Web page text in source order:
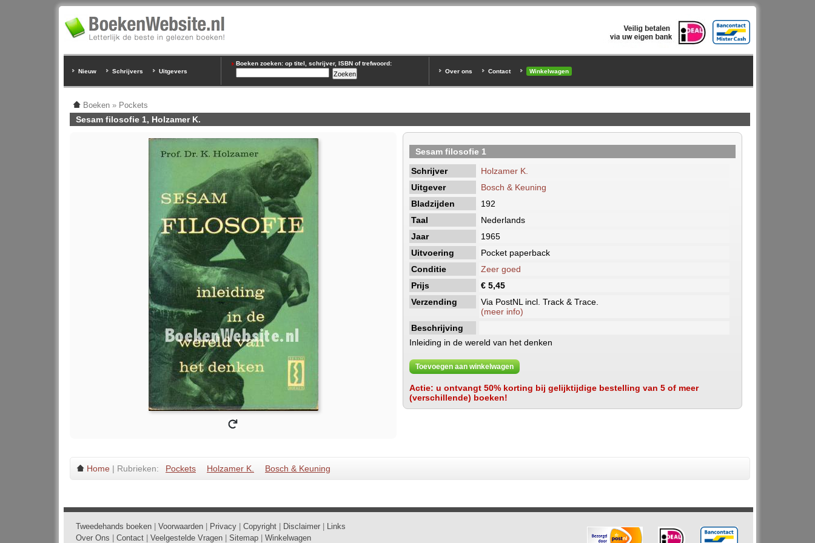
Nieuw Schrijvers Uitgevers
Boeken zoeken: op titel, schrijver, ISBN of trefwoord:
Over ons
Contact Winkelwagen
Boeken » Pockets
Sesam filosofie 1, Holzamer K.
Sesam filosofie 1
Schrijver
Holzamer K.
Uitgever
Bosch & Keuning
Bladzijden
192
Taal
Nederlands
Jaar
1965
Uitvoering
Pocket paperback
Conditie
Zeer goed
Prijs
€ 5,45
Verzending
Via PostNL incl. Track & Trace.
(meer info)
Beschrijving
Inleiding in de wereld van het denken
Toevoegen aan winkelwagen
Actie: u ontvangt 50% korting bij gelijktijdige bestelling van 5 of meer
(verschillende) boeken!
Home | Rubrieken: Pockets Holzamer K. Bosch & Keuning
Tweedehands boeken Voorwaarden Privacy Copyright Disclaimer
Links
Over Ons
Contact Veelgestelde Vragen Sitemap Winkelwagen